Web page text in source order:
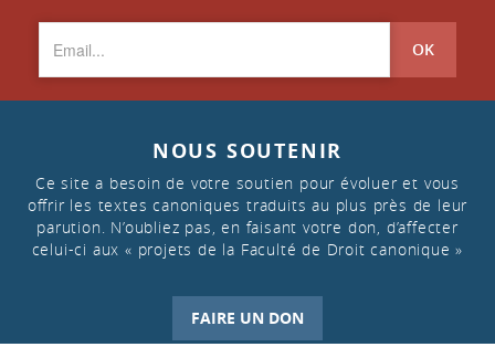
OK
NOUS SOUTENIR
Ce site a besoin de votre soutien pour évoluer et vous
offrir les textes canoniques traduits au plus près de leur
parution. N’oubliez pas, en faisant votre don, d’affecter
celui-ci aux « projets de la Faculté de Droit canonique »
FAIRE UN DON